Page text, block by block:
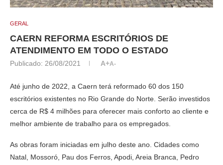
GERAL
CAERN REFORMA ESCRITÓRIOS DE
ATENDIMENTO EM TODO O ESTADO
Publicado: 26/08/2021 A+A-
Até junho de 2022, a Caern terá reformado 60 dos 150
escritórios existentes no Rio Grande do Norte. Serão investidos
cerca de R$ 4 milhões para oferecer mais conforto ao cliente e
melhor ambiente de trabalho para os empregados.
As obras foram iniciadas em julho deste ano. Cidades como
Natal, Mossoró, Pau dos Ferros, Apodi, Areia Branca, Pedro